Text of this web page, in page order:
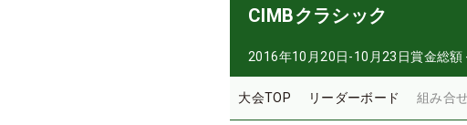
CIMBクラシック
2016年10月20日-10月23日賞金総額
大会TOP リーダーボード 組み合